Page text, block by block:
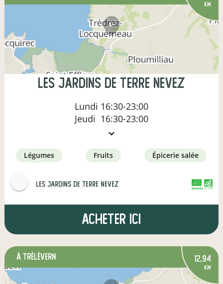
km
Les Jardins de Terre Nevez
Lundi 16:30-23:00
Jeudi 16:30-23:00
légumes fruits épicerie salée
Les Jardins de Terre Nevez CERTIFIÉ PAR FR-BIO-01
AGRICULTURE FRANCE
Acheter ici
à Trélévern 12,94
km